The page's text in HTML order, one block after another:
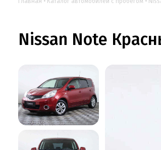
Nissan Note